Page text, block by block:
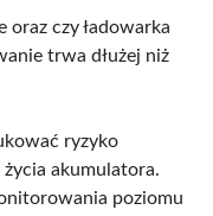
oraz czy ładowarka
trwa dłużej niż
ryzyko
akumulatora.
poziomu